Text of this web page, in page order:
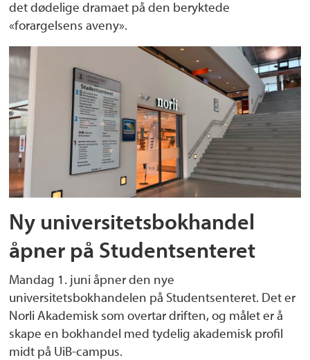
det dødelige dramaet på den beryktede
«forargelsens aveny».
Ny universitetsbokhandel
åpner på Studentsenteret
Mandag 1. juni åpner den nye
universitetsbokhandelen på Studentsenteret. Det er
Norli Akademisk som overtar driften, og målet er å
skape en bokhandel med tydelig akademisk profil
midt på UiB-campus.